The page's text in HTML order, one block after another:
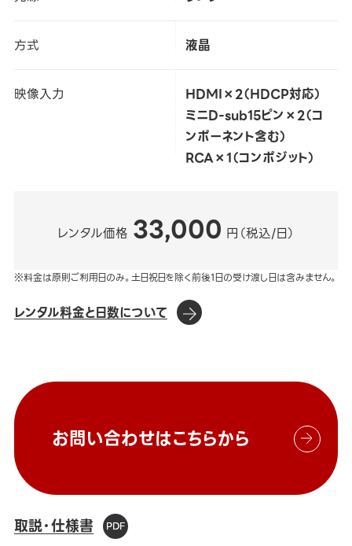
方式 液晶
映像入力
HDMI×2（HDCP対応）
ミニD-sub15ピン×2（コ
ンポーネント含む）
RCA×1（コンポジット）
レンタル価格 33,000 円（税込/日）
※料金は原則ご利用日のみ。土日祝日を除く前後1日の受け渡し日は含みません。
レンタル料金と日数について
お問い合わせはこちらから
取説・仕様書